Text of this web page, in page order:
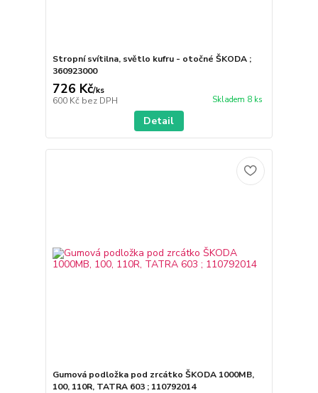
Stropní svítilna, světlo kufru - otočné ŠKODA ;
360923000
726 Kč/ks
600 Kč bez DPH Skladem 8 ks
Detail
Gumová podložka pod zrcátko ŠKODA 1000MB,
100, 110R, TATRA 603 ; 110792014